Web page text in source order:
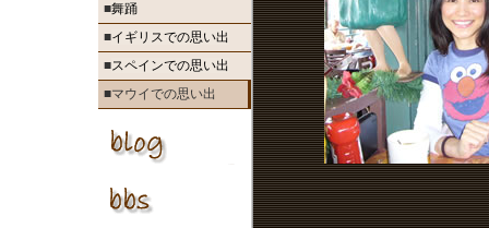
■舞踊
■イギリスでの思い出
■スペインでの思い出
■マウイでの思い出